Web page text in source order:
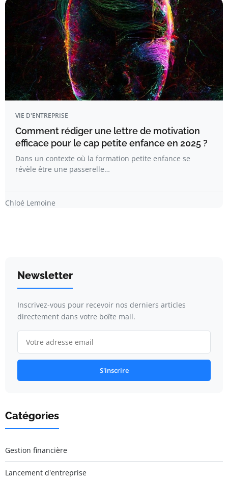
VIE D'ENTREPRISE
Comment rédiger une lettre de motivation
efficace pour le cap petite enfance en 2025 ?
Dans un contexte où la formation petite enfance se
révèle être une passerelle…
Chloé Lemoine
Newsletter
Inscrivez-vous pour recevoir nos derniers articles
directement dans votre boîte mail.
S'inscrire
Catégories
Gestion financière
Lancement d'entreprise